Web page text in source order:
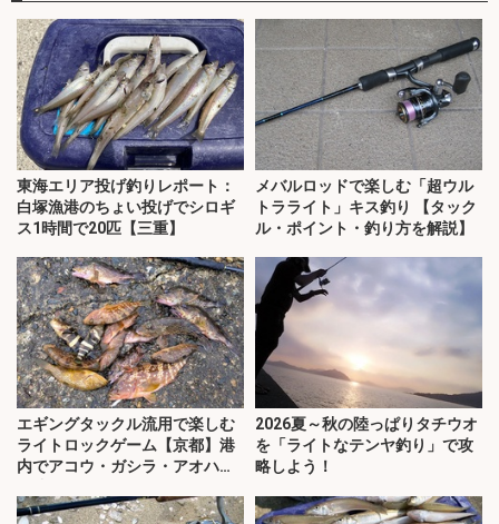
東海エリア投げ釣りレポート：
白塚漁港のちょい投げでシロギ
ス1時間で20匹【三重】
メバルロッドで楽しむ「超ウル
トラライト」キス釣り 【タック
ル・ポイント・釣り方を解説】
エギングタックル流用で楽しむ
ライトロックゲーム【京都】港
内でアコウ・ガシラ・アオハタ
2026夏～秋の陸っぱりタチウオ
を「ライトなテンヤ釣り」で攻
略しよう！